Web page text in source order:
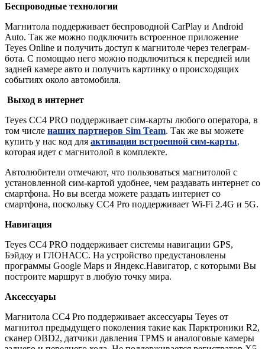
Беспроводные технологии
Магнитола поддерживает беспроводной CarPlay и Android
Auto. Так же можно подключить встроенное приложение
Teyes Online и получить доступ к магнитоле через телеграм-
бота. С помощью него можно подключиться к передней или
задней камере авто и получить картинку о происходящих
событиях около автомобиля.
Выход в интернет
Teyes CC4 PRO поддерживает сим-карты любого оператора, в
том числе наших партнеров Sim Team. Так же вы можете
купить у нас код для активации встроенной сим-карты,
которая идет с магнитолой в комплекте.
Автолюбители отмечают, что пользоваться магнитолой с
установленной сим-картой удобнее, чем раздавать интернет со
смартфона. Но вы всегда можете раздать интернет со
смартфона, поскольку СС4 Pro поддерживает Wi-Fi 2.4G и 5G.
Навигация
Teyes CC4 PRO поддерживает системы навигации GPS,
Бэйдоу и ГЛОНАСС. На устройство предустановлены
программы Google Maps и Яндекс.Навигатор, с которыми Вы
построите маршрут в любую точку мира.
Аксессуары
Магнитола CC4 Pro поддерживает аксессуары Teyes от
магнитол предыдущего поколения такие как Парктроники R2,
сканер OBD2, датчики давления TPMS и аналоговые камеры